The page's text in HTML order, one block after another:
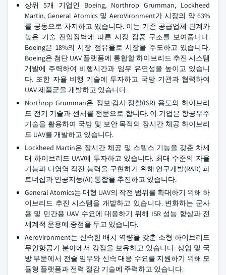
상위 5개 기업인 Boeing, Northrop Grumman, Lockheed
Martin, General Atomics 및 AeroVironment가 시장의 약 63%
를 공동으로 차지하고 있습니다. 이는 기존 공급업체 관계와
높은 기술 진입장벽에 따른 시장 집중 구조를 보여줍니다.
Boeing은 18%의 시장 점유율로 시장을 주도하고 있습니다.
Boeing은 첨단 UAV 플랫폼에 통합할 하이브리드 추진 시스템
개발에 주력하여 비행시간과 임무 유연성을 높이고 있습니
다. 또한 자율 비행 기술에 투자하고 국방 기관과 협력하여
UAV 제품군을 개발하고 있습니다.
Northrop Grumman은 정보·감시·정찰(ISR) 용도의 하이브리
드 전기 기술과 센서를 전문으로 합니다. 이 기업은 항공우주
기술을 활용하여 국방 및 보안 목적의 장시간 체공 하이브리
드 UAV를 개발하고 있습니다.
Lockheed Martin은 장시간 체공 및 스텔스 기능을 갖춘 차세
대 하이브리드 UAV에 투자하고 있습니다. 최대 수준의 자율
기능과 다영역 작전 능력을 구현하기 위해 연구개발(R&D) 파
트너십과 인공지능(AI) 통합을 추진하고 있습니다.
General Atomics는 대형 UAV의 작전 범위를 확대하기 위해 하
이브리드 추진 시스템을 개발하고 있습니다. 변화하는 군사
용 및 민간용 UAV 수요에 대응하기 위해 ISR 성능 향상과 전
세계적 운용에 중점을 두고 있습니다.
AeroVironment는 신속한 배치 역량을 갖춘 소형 하이브리드
무인항공기 분야에서 강점을 보유하고 있습니다. 상업 및 국
방 부문에서 전술 임무와 신속 대응 수요를 지원하기 위해 모
듈형 플랫폼과 전력 절감 기술에 주력하고 있습니다.